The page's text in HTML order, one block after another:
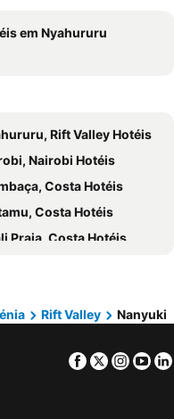
em Nyahururu
Rift Valley Hotéis
Nairobi Hotéis
Costa Hotéis
Costa Hotéis
Praia, Costa Hotéis
Rift Valley Hotéis
Rift Valley Nanyuki
Facebook
Twitter